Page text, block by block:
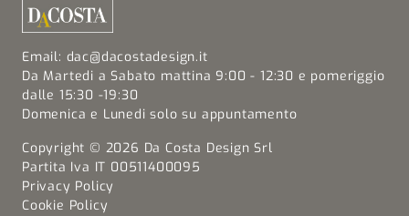
Email: dac@dacostadesign.it
Da Martedi a Sabato mattina 9:00 - 12:30 e pomeriggio
dalle 15:30 -19:30
Domenica e Lunedi solo su appuntamento
Copyright © 2026 Da Costa Design Srl
Partita Iva IT 00511400095
Privacy Policy
Cookie Policy